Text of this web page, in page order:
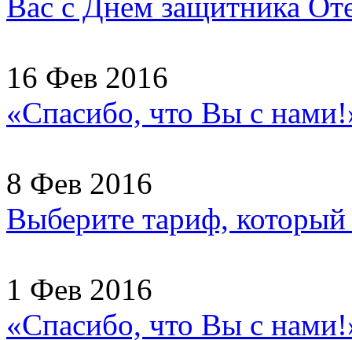
16 Фев 2016
«Спасибо, что Вы с
8 Фев 2016
Выберите тариф,
1 Фев 2016
«Спасибо, что Вы с